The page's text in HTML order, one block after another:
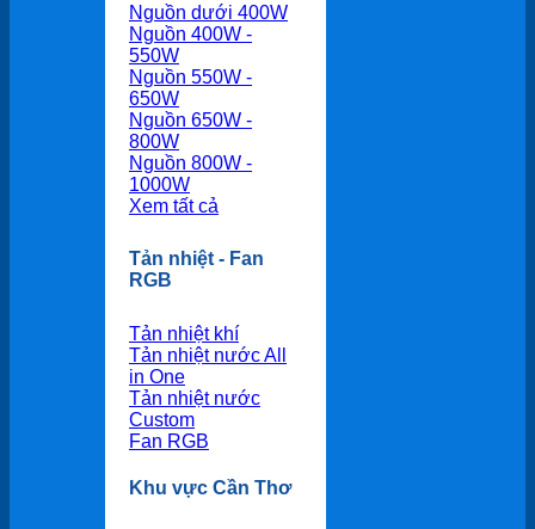
Nguồn dưới 400W
Nguồn 400W -
550W
Nguồn 550W -
650W
Nguồn 650W -
800W
Nguồn 800W -
1000W
Xem tất cả
Tản nhiệt - Fan
RGB
Tản nhiệt khí
Tản nhiệt nước All
in One
Tản nhiệt nước
Custom
Fan RGB
Khu vực Cần Thơ